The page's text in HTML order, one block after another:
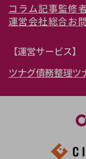
岩手県
秋田県
福島県
東京都
埼玉県
茨城県
東海
愛知県
岐阜県
関西
大阪府
北陸・甲信越
九州・沖縄
離婚裁判
不貞・不倫慰
養育費問題
コラム記事監修
運営会社総合お
【運営サービス】
ツナグ債務整理ツ